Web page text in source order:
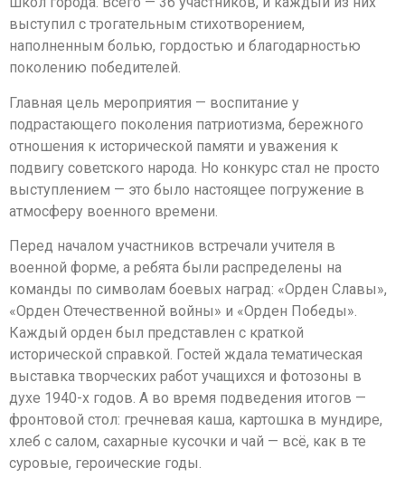
выступил с трогательным стихотворением,
наполненным болью, гордостью и благодарностью
поколению победителей.
Главная цель мероприятия — воспитание у
подрастающего поколения патриотизма, бережного
отношения к исторической памяти и уважения к
подвигу советского народа. Но конкурс стал не просто
выступлением — это было настоящее погружение в
атмосферу военного времени.
Перед началом участников встречали учителя в
военной форме, а ребята были распределены на
команды по символам боевых наград: «Орден Славы»,
«Орден Отечественной войны» и «Орден Победы».
Каждый орден был представлен с краткой
исторической справкой. Гостей ждала тематическая
выставка творческих работ учащихся и фотозоны в
духе 1940-х годов. А во время подведения итогов —
фронтовой стол: гречневая каша, картошка в мундире,
хлеб с салом, сахарные кусочки и чай — всё, как в те
суровые, героические годы.